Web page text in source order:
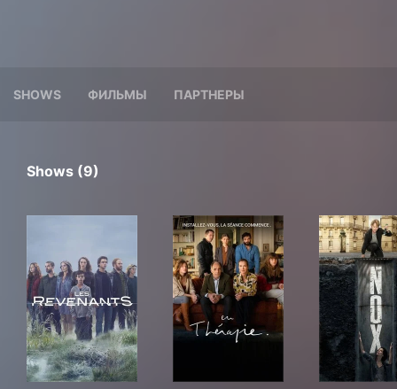
SHOWS ФИЛЬМЫ ПАРТНЕРЫ
Shows (9)